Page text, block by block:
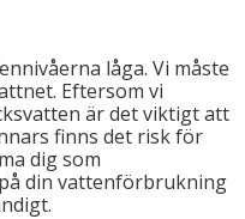
låga. Vi måste
Eftersom vi
är det viktigt att
finns det risk för
dig som
din vattenförbrukning